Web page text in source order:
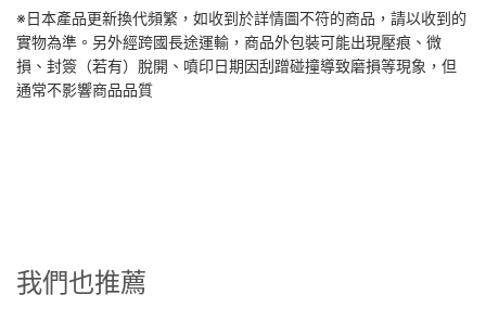
※日本產品更新換代頻繁，如收到於詳情圖不符的商品，請以收到的
實物為準。另外經跨國長途運輸，商品外包裝可能出現壓痕、微
損、封簽（若有）脫開、噴印日期因刮蹭碰撞導致磨損等現象，但
通常不影響商品品質
我們也推薦